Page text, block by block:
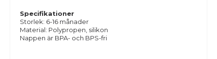
Specifikationer
Storlek: 6-16 månader
Material: Polypropen, silikon
Nappen är BPA- och BPS-fri